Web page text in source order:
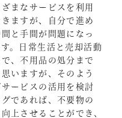
まなサービスを利用
ますが、自分で進め
と手間が問題になっ
。日常生活と売却活動
、不用品の処分まで
いますが、そのよう
ービスの活用を検討
であれば、不要物の
上させることができ、